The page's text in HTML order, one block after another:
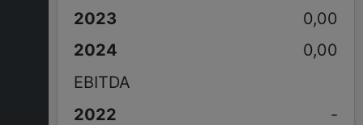
0,00
0,00
EBITDA
-